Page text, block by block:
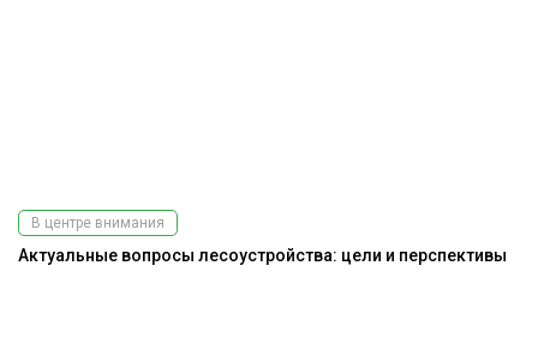
В центре внимания
Актуальные вопросы лесоустройства: цели и перспективы